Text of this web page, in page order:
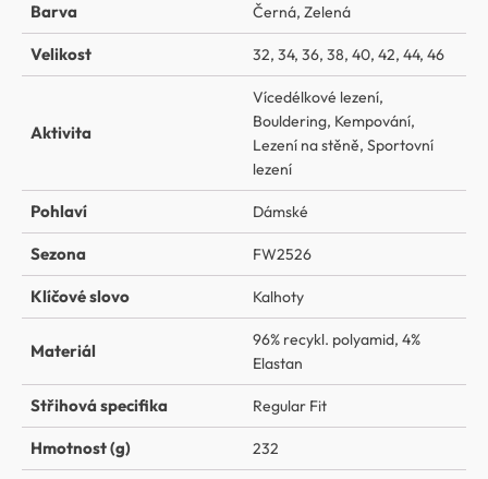
Barva Černá, Zelená
Velikost 32, 34, 36, 38, 40, 42, 44, 46
Aktivita
Vícedélkové lezení,
Bouldering, Kempování,
Lezení na stěně, Sportovní
lezení
Pohlaví Dámské
Sezona FW2526
Klíčové slovo Kalhoty
Materiál
96% recykl. polyamid, 4%
Elastan
Střihová specifika Regular Fit
Hmotnost (g) 232